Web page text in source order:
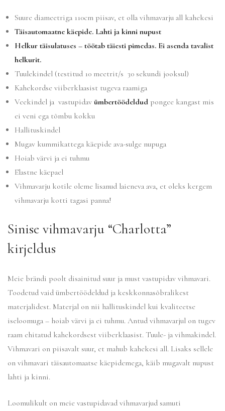
Suure diameetriga 110cm piisav, et olla vihmavarju all kahekesi
Täisautomaatne käepide. Lahti ja kinni nupust
Helkur täisulatuses – töötab täiesti pimedas. Ei asenda tavalist
helkurit.
Tuulekindel (testitud 10 meetrit/s 30 sekundi jooksul)
Kahekordse viiberklaasist tugeva raamiga
Veekindel ja vastupidav ümbertöödeldud pongee kangast mis
ei veni ega tõmbu kokku
Hallituskindel
Mugav kummikattega käepide ava-sulge nupuga
Hoiab värvi ja ei tuhmu
Elastne käepael
Vihmavarju kotile oleme lisanud laieneva ava, et oleks kergem
vihmavarju kotti tagasi panna!
Sinise vihmavarju “Charlotta”
kirjeldus
Meie brändi poolt disainitud suur ja must vastupidav vihmavari.
Toodetud vaid ümbertöödeldud ja keskkonnasõbralikest
materjalidest. Materjal on nii hallituskindel kui kvaliteetse
iseloomuga – hoiab värvi ja ei tuhmu. Antud vihmavarjul on tugev
raam ehitatud kahekordsest viiberklaasist. Tuule- ja vihmakindel.
Vihmavari on piisavalt suur, et mahub kahekesi all. Lisaks sellele
on vihmavari täisautomaatse käepidemega, käib mugavalt nupust
lahti ja kinni.
Loomulikult on meie vastupidavad vihmavarjud samuti